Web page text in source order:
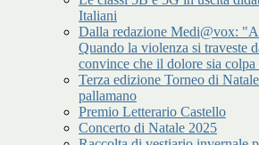
Italiani
Dalla redazione Medi@vox:
Quando la violenza si traveste
convince che il dolore sia colpa
Terza edizione Torneo di
pallamano
Premio Letterario Castello
Concerto di Natale 2025